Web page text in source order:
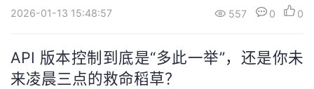
习。...
2026-01-13 15:48:57 557 0 0
API 版本控制到底是“多此一举”，还是你未
来凌晨三点的救命稻草？